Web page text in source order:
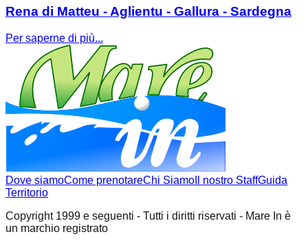
Rena di Matteu - Aglientu - Gallura - Sardegna
Per saperne di più...
Dove siamoCome prenotareChi Siamo Il nostro StaffGuida
Territorio
Copyright 1999 e seguenti - Tutti i diritti riservati - Mare In è
un marchio registrato